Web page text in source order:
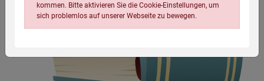
kommen. Bitte aktivieren Sie die Cookie-Einstellungen, um
sich problemlos auf unserer Webseite zu bewegen.